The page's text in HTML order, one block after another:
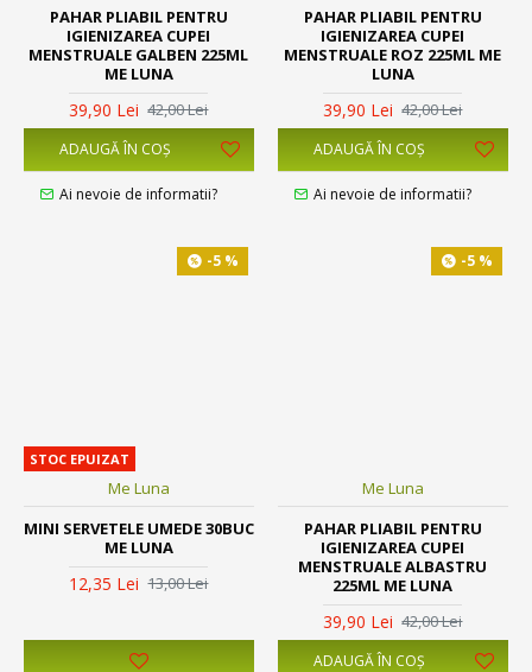
PAHAR PLIABIL PENTRU
IGIENIZAREA CUPEI
MENSTRUALE GALBEN 225ML
ME LUNA
39,90 Lei 42,00 Lei
ADAUGĂ ÎN COŞ
Ai nevoie de informatii?
PAHAR PLIABIL PENTRU
IGIENIZAREA CUPEI
MENSTRUALE ROZ 225ML ME
LUNA
39,90 Lei 42,00 Lei
ADAUGĂ ÎN COŞ
Ai nevoie de informatii?
-5 %
STOC EPUIZAT
Me Luna
MINI SERVETELE UMEDE 30BUC
ME LUNA
12,35 Lei 13,00 Lei
-5 %
Me Luna
PAHAR PLIABIL PENTRU
IGIENIZAREA CUPEI
MENSTRUALE ALBASTRU
225ML ME LUNA
39,90 Lei 42,00 Lei
ADAUGĂ ÎN COŞ